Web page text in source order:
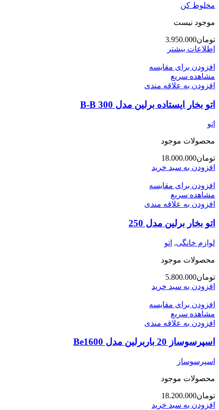
مخلوط کن
موجود نیست
تومان3.950.000
اطلاعات بیشتر
افزودن برای مقایسه
مشاهده سریع
افزودن به علاقه مندی
اتو بخار ایستاده برلین مدل 300 B-B
اتو
محصولات موجود
تومان18.000.000
افزودن به سبد خرید
افزودن برای مقایسه
مشاهده سریع
افزودن به علاقه مندی
اتو بخار برلین مدل 250
لوازم خانگی, اتو
محصولات موجود
تومان5.800.000
افزودن به سبد خرید
افزودن برای مقایسه
مشاهده سریع
افزودن به علاقه مندی
اسپرسوساز 20 باربرلین مدل Be1600
اسپرسوساز
محصولات موجود
تومان18.200.000
افزودن به سبد خرید